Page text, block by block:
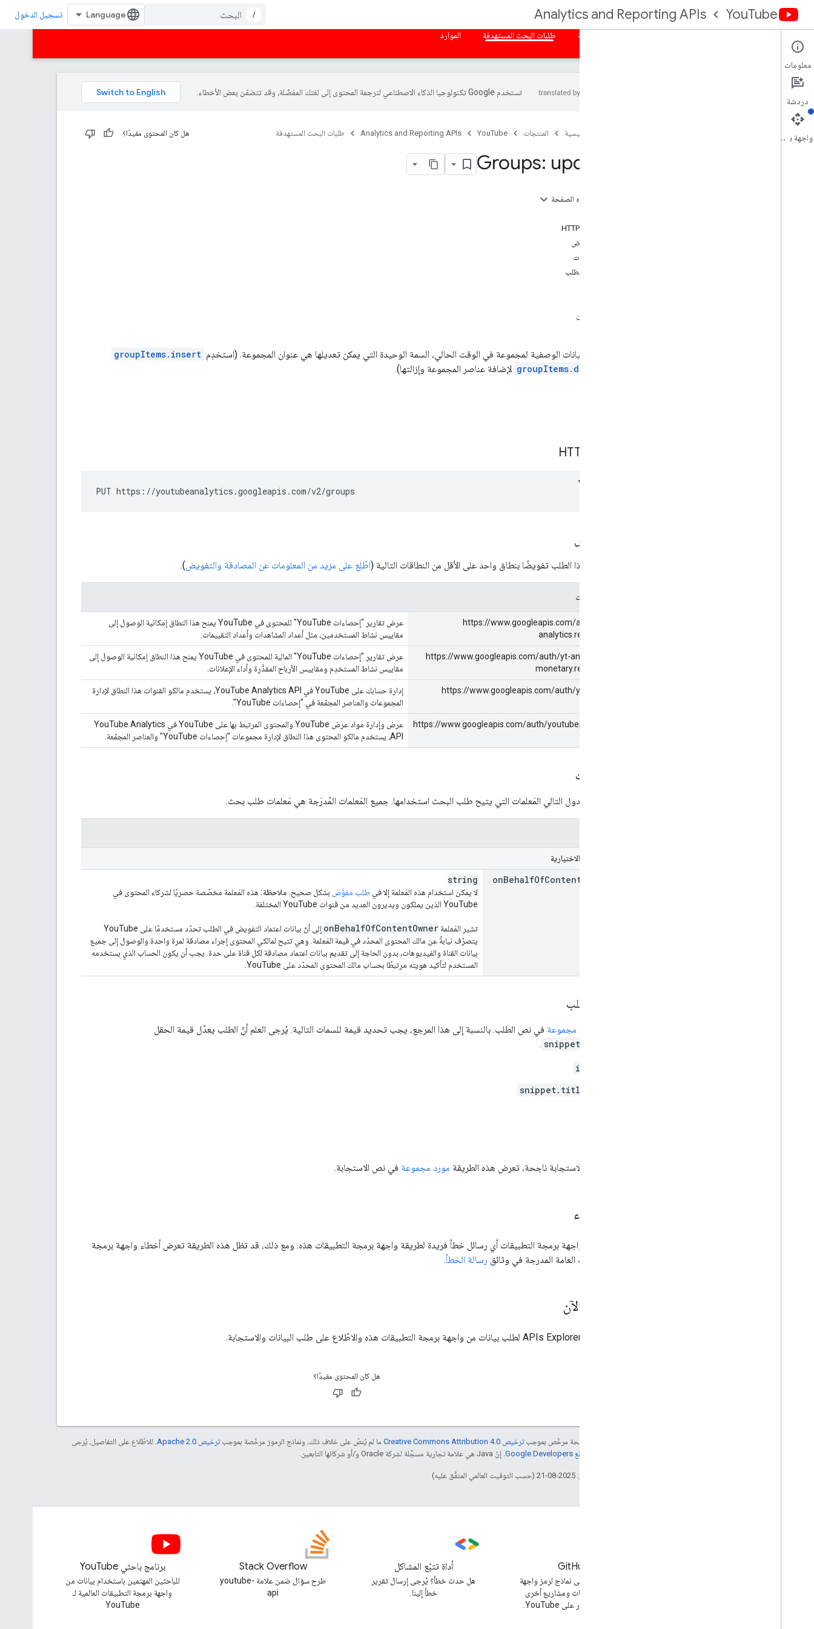
YouTube
Analytics and Reporting APIs
/ تسجيل الدخول
التقارير المجمّعة طلبات البحث المستهدفة الموارد
Tube Analytics API
تستخدم Google تكنولوجيا الذكاء الاصطناعي لترجمة المحتوى إلى لغتك المفضّلة، وقد تتضمّن بعض الأخطاء.
الصفحة الرئيسية المنتجات YouTube
Analytics and Reporting APIs طلبات البحث المستهدفة هل كان المحتوى مفيدًا؟
Groups: update
على هذه الصفحة
التفويض
المعلمات
نص الطلب
جرّب الآن
تعديل البيانات الوصفية لمجموعة في الوقت الحالي، السمة الوحيدة التي يمكن تعديلها هي عنوان المجموعة. (استخدِم groupItems.insert
groupItems.delete لإضافة عناصر المجموعة وإزالتها).
PUT https://youtubeanalytics.googleapis.com/v2/groups
التفويض
يتطلب هذا الطلب تفويضًا بنطاق واحد على الأقل من النطاقات التالية (اطّلِع على مزيد من المعلومات عن المصادقة والتفويض).
المستويات
https://www.googleapis.com/auth/yt-
analytics.readonly
عرض تقارير "إحصاءات YouTube" للمحتوى في YouTube يمنح هذا النطاق إمكانية الوصول إلى
مقاييس نشاط المستخدمين، مثل أعداد المشاهدات وأعداد التقييمات.
https://www.googleapis.com/auth/yt-analytics-
monetary.readonly
عرض تقارير "إحصاءات YouTube" المالية للمحتوى في YouTube يمنح هذا النطاق إمكانية الوصول إلى
مقاييس نشاط المستخدِم ومقاييس الأرباح المقدَّرة وأداء الإعلانات.
https://www.googleapis.com/auth/youtube
إدارة حسابك على YouTube في YouTube Analytics API، يستخدم مالكو القنوات هذا النطاق لإدارة
المجموعات والعناصر المجمّعة في "إحصاءات YouTube".
https://www.googleapis.com/auth/youtubepartner
عرض وإدارة مواد عرض YouTube والمحتوى المرتبط بها على YouTube في YouTube Analytics
API، يستخدم مالكو المحتوى هذا النطاق لإدارة مجموعات "إحصاءات YouTube" والعناصر المجمّعة.
المعلمات
يسرد الجدول التالي المَعلمات التي يتيح طلب البحث استخدامها. جميع المَعلمات المُدرَجة هي مَعلمات طلب بحث.
المَعلمات الاختيارية
onBehalfOfContent
string
لا يمكن استخدام هذه المَعلمة إلا في طلب مفوَّض بشكل صحيح. ملاحظة: هذه المَعلمة مخصّصة حصريًا لشركاء المحتوى في
YouTube الذين يملكون ويديرون العديد من قنوات YouTube المختلفة.
تشير المَعلمة onBehalfOfContentOwner
إلى أنّ بيانات اعتماد التفويض في الطلب تحدّد مستخدمًا على YouTube
يتصرّف نيابةً عن مالك المحتوى المحدّد في قيمة المَعلمة. وهي تتيح لمالكي المحتوى إجراء مصادقة لمرة واحدة والوصول إلى جميع
بيانات القناة والفيديوهات، بدون الحاجة إلى تقديم بيانات اعتماد مصادقة لكل قناة على حدة. يجب أن يكون الحساب الذي يستخدمه
المستخدم لتأكيد هويته مرتبطًا بحساب مالك المحتوى المحدّد على YouTube.
نص الطلب
مورد مجموعة في نص الطلب. بالنسبة إلى هذا المرجع، يجب تحديد قيمة للسمات التالية. يُرجى العلم أنّ الطلب يعدّل قيمة الحقل
snippet.title
.
id
snippet.title
إذا كانت الاستجابة ناجحة، تعرض هذه الطريقة مورد مجموعة في نص الاستجابة.
الأخطاء
لا تحدِّد واجهة برمجة التطبيقات أي رسائل خطأ فريدة لطريقة واجهة برمجة التطبيقات هذه. ومع ذلك، قد تظل هذه الطريقة تعرض أخطاء واجهة برمجة
التطبيقات العامة المدرجة في وثائق رسالة الخطأ.
جرّب الآن
APIs Explorer لطلب بيانات من واجهة برمجة التطبيقات هذه والاطّلاع على طلب البيانات والاستجابة.
هل كان المحتوى مفيدًا؟
إنّ محتوى هذه الصفحة مرخّص بموجبترخيص Creative Commons Attribution 4.0‏ ما لم يُنصّ على خلاف ذلك، ونماذج الرموز مرخّصة بموجبترخيص Apache 2.0‏
. للاطّلاع على التفاصيل، يُرجى
سياسات موقع Google Developers‏ . إنّ Java هي علامة تجارية مسجَّلة لشركة Oracle و/أو شركائها التابعين.
تاريخ التعديل الأخير: 2025-08-21 (حسب التوقيت العالمي المتفَّق عليه)
GitHub
يمكنك العثور على نماذج لرمز واجهة
برمجة التطبيقات ومشاريع أخرى
مفتوحة المصدر على YouTube.
أداة تتبّع المشاكل
هل حدث خطأ؟ يُرجى إرسال تقرير
خطأ إلينا.
Stack Overflow
طرح سؤال ضمن علامة youtube-
api
برنامج باحثي YouTube
للباحثين المهتمين باستخدام بيانات من
واجهة برمجة التطبيقات العالمية لـ
YouTube
معلومات
دردشة
واجهة برمجة التطبيقات